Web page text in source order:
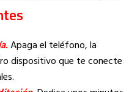
Apaga el teléfono, la
dispositivo que te conecte